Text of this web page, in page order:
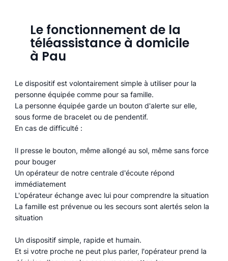
Le fonctionnement de la
téléassistance à domicile
à Pau
Le dispositif est volontairement simple à utiliser pour la
personne équipée comme pour sa famille.
La personne équipée garde un bouton d'alerte sur elle,
sous forme de bracelet ou de pendentif.
En cas de difficulté :
Il presse le bouton, même allongé au sol, même sans force
pour bouger
Un opérateur de notre centrale d'écoute répond
immédiatement
L'opérateur échange avec lui pour comprendre la situation
La famille est prévenue ou les secours sont alertés selon la
situation
Un dispositif simple, rapide et humain.
Et si votre proche ne peut plus parler, l'opérateur prend la